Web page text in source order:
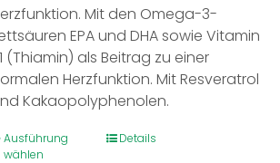
Mit den Omega-3-
EPA und DHA sowie Vitamin
(Thiamin) als Beitrag zu einer
Herzfunktion. Mit Resveratrol
Kakaopolyphenolen.
Ausführung
wählen
Dieses
Details